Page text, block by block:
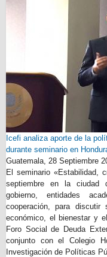
Icefi analiza aporte de la
durante seminario en
Guatemala, 28 Septiembre
El seminario «Estabilidad,
septiembre en la ciudad
gobierno, entidades
cooperación, para
económico, el bienestar y
Foro Social de Deuda
conjunto con el Colegio
Investigación de Políticas